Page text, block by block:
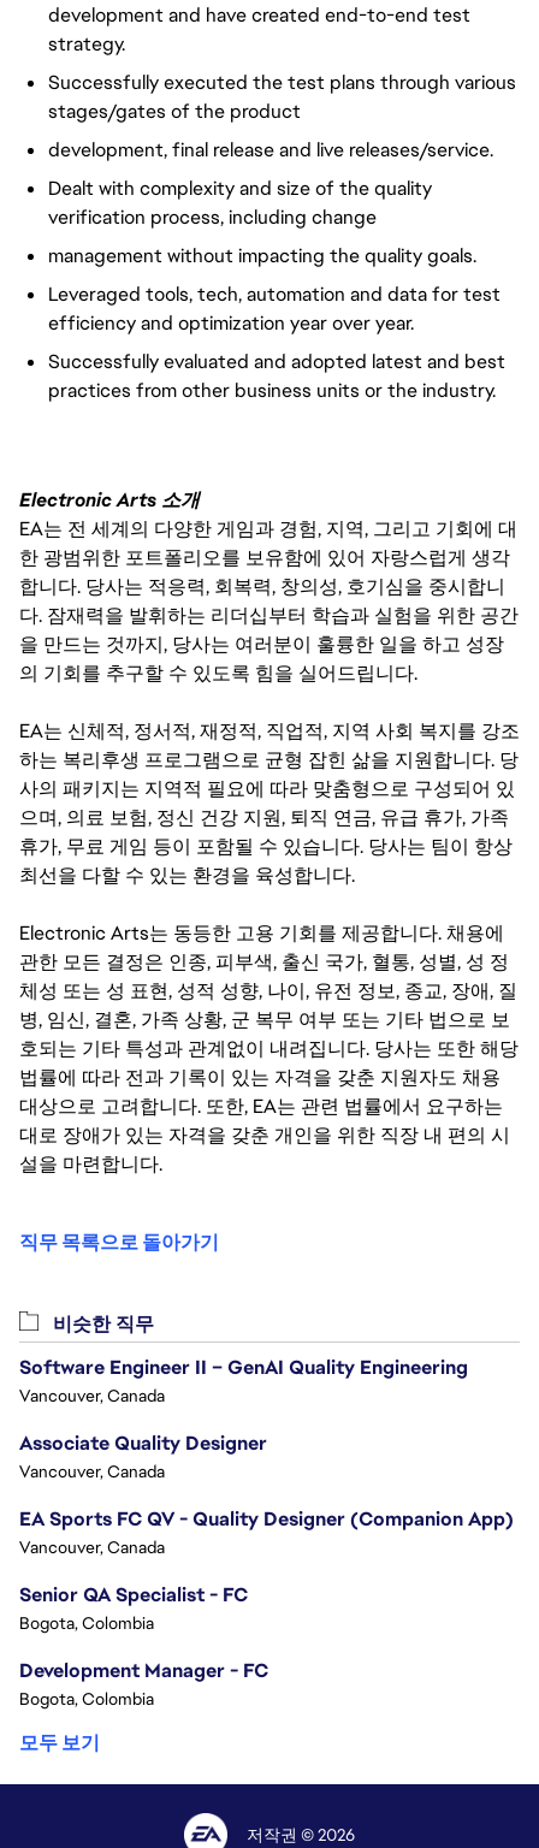
development and have created end-to-end test
strategy.
Successfully executed the test plans through various
stages/gates of the product
development, final release and live releases/service.
Dealt with complexity and size of the quality
verification process, including change
management without impacting the quality goals.
Leveraged tools, tech, automation and data for test
efficiency and optimization year over year.
Successfully evaluated and adopted latest and best
practices from other business units or the industry.
Electronic Arts 소개
EA는 전 세계의 다양한 게임과 경험, 지역, 그리고 기회에 대
한 광범위한 포트폴리오를 보유함에 있어 자랑스럽게 생각
합니다. 당사는 적응력, 회복력, 창의성, 호기심을 중시합니
다. 잠재력을 발휘하는 리더십부터 학습과 실험을 위한 공간
을 만드는 것까지, 당사는 여러분이 훌륭한 일을 하고 성장
의 기회를 추구할 수 있도록 힘을 실어드립니다.
EA는 신체적, 정서적, 재정적, 직업적, 지역 사회 복지를 강조
하는 복리후생 프로그램으로 균형 잡힌 삶을 지원합니다. 당
사의 패키지는 지역적 필요에 따라 맞춤형으로 구성되어 있
으며, 의료 보험, 정신 건강 지원, 퇴직 연금, 유급 휴가, 가족
휴가, 무료 게임 등이 포함될 수 있습니다. 당사는 팀이 항상
최선을 다할 수 있는 환경을 육성합니다.
Electronic Arts는 동등한 고용 기회를 제공합니다. 채용에
관한 모든 결정은 인종, 피부색, 출신 국가, 혈통, 성별, 성 정
체성 또는 성 표현, 성적 성향, 나이, 유전 정보, 종교, 장애, 질
병, 임신, 결혼, 가족 상황, 군 복무 여부 또는 기타 법으로 보
호되는 기타 특성과 관계없이 내려집니다. 당사는 또한 해당
법률에 따라 전과 기록이 있는 자격을 갖춘 지원자도 채용
대상으로 고려합니다. 또한, EA는 관련 법률에서 요구하는
대로 장애가 있는 자격을 갖춘 개인을 위한 직장 내 편의 시
설을 마련합니다.
직무 목록으로 돌아가기
비슷한 직무
Software Engineer II – GenAI Quality Engineering
Vancouver, Canada
Associate Quality Designer
Vancouver, Canada
EA Sports FC QV - Quality Designer (Companion App)
Vancouver, Canada
Senior QA Specialist - FC
Bogota, Colombia
Development Manager - FC
Bogota, Colombia
모두 보기
저작권 © 2026